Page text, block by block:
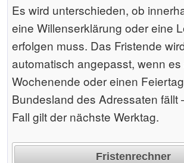
Es wird unterschieden, ob
eine Willenserklärung oder eine
erfolgen muss. Das Fristende
automatisch angepasst, wenn es
Wochenende oder einen
Bundesland des Adressaten fällt
Fall gilt der nächste Werktag.
Fristenrechner